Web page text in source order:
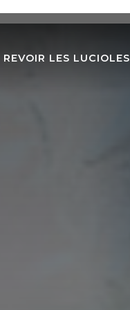
REVOIR LES LUCIOLES